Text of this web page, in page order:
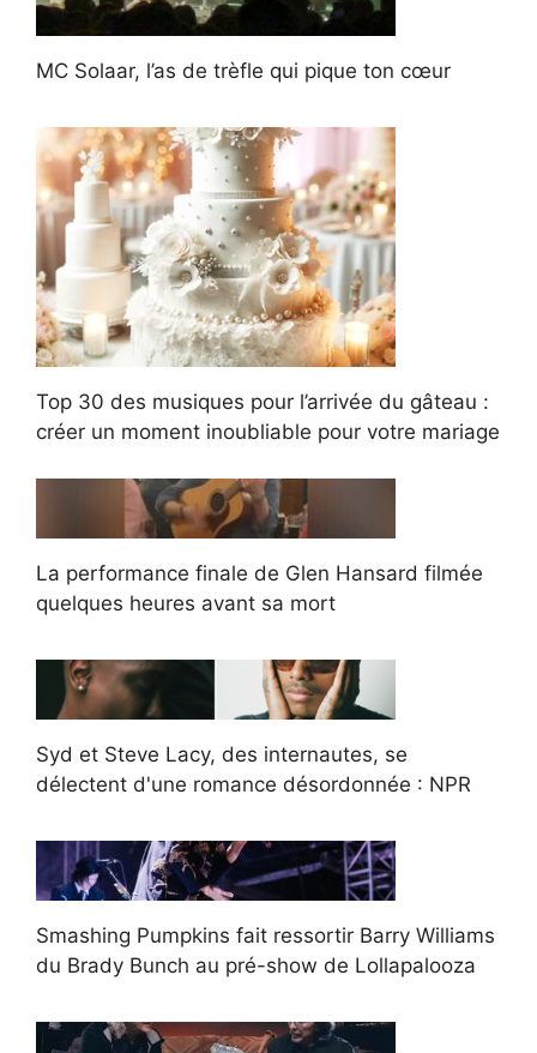
MC Solaar, l’as de trèfle qui pique ton cœur
Top 30 des musiques pour l’arrivée du gâteau :
créer un moment inoubliable pour votre mariage
La performance finale de Glen Hansard filmée
quelques heures avant sa mort
Syd et Steve Lacy, des internautes, se
délectent d'une romance désordonnée : NPR
Smashing Pumpkins fait ressortir Barry Williams
du Brady Bunch au pré-show de Lollapalooza